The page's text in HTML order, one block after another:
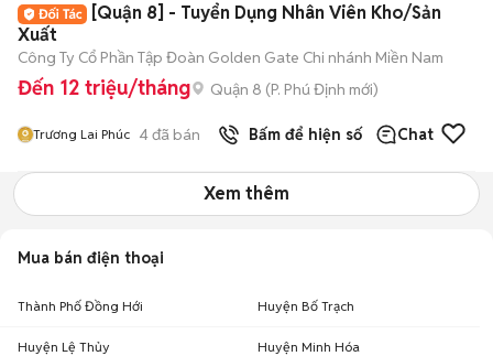
[Quận 8] - Tuyển Dụng Nhân Viên Kho/Sản
Xuất
Công Ty Cổ Phần Tập Đoàn Golden Gate Chi nhánh Miền Nam
Đến 12 triệu/tháng Quận 8 (P. Phú Định mới)
Trương Lai Phúc 4đã bán Bấm để hiện số Chat
Xem thêm
Mua bán điện thoại
Thành Phố Đồng Hới Huyện Bố Trạch
Huyện Lệ Thủy Huyện Minh Hóa